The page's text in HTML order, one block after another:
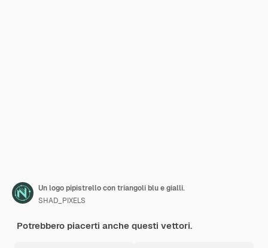
Un logo pipistrello con triangoli blu e gialli.
SHAD_PIXELS
Potrebbero piacerti anche questi vettori.